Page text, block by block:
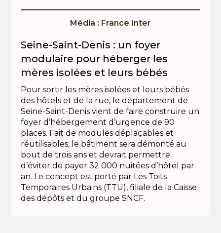
Média : France Inter
Seine-Saint-Denis : un foyer
modulaire pour héberger les
mères isolées et leurs bébés
Pour sortir les mères isolées et leurs bébés
des hôtels et de la rue, le département de
Seine-Saint-Denis vient de faire construire un
foyer d’hébergement d’urgence de 90
places. Fait de modules déplaçables et
réutilisables, le bâtiment sera démonté au
bout de trois ans et devrait permettre
d’éviter de payer 32 000 nuitées d’hôtel par
an. Le concept est porté par Les Toits
Temporaires Urbains (TTU), filiale de la Caisse
des dépôts et du groupe SNCF.